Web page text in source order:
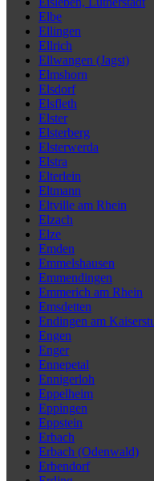
Elbe
Ellingen
Ellrich
Ellwangen (Jagst)
Elmshorn
Elsdorf
Elsfleth
Elster
Elsterberg
Elsterwerda
Elstra
Elterlein
Eltmann
Eltville am Rhein
Elzach
Elze
Emden
Emmelshausen
Emmendingen
Emmerich am Rhein
Emsdetten
Endingen am
Engen
Enger
Ennepetal
Ennigerloh
Eppelheim
Eppingen
Eppstein
Erbach
Erbach (Odenwald)
Erbendorf